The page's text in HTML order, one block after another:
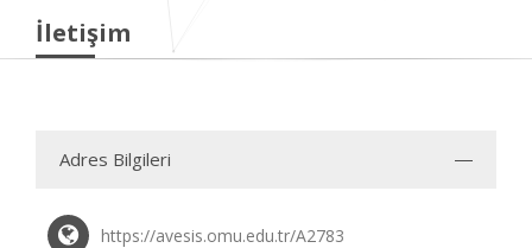
İletişim
Adres Bilgileri
https://avesis.omu.edu.tr/A2783